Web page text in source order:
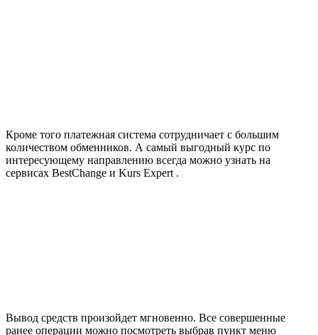
Кроме того платежная система сотрудничает с большим
количеством обменников. А самый выгодный курс по
интересующему направлению всегда можно узнать на
сервисах BestChange и Kurs Expert .
Вывод средств произойдет мгновенно. Все совершенные
ранее операции можно посмотреть выбрав пункт меню